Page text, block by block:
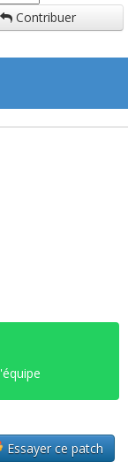
Contribuer
Essayer ce patch